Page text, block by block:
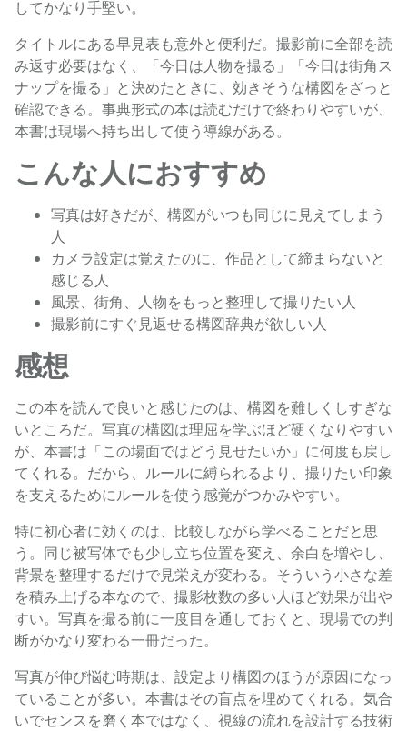
してかなり手堅い。
タイトルにある早見表も意外と便利だ。撮影前に全部を読
み返す必要はなく、「今日は人物を撮る」「今日は街角ス
ナップを撮る」と決めたときに、効きそうな構図をざっと
確認できる。事典形式の本は読むだけで終わりやすいが、
本書は現場へ持ち出して使う導線がある。
こんな人におすすめ
写真は好きだが、構図がいつも同じに見えてしまう
人
カメラ設定は覚えたのに、作品として締まらないと
感じる人
風景、街角、人物をもっと整理して撮りたい人
撮影前にすぐ見返せる構図辞典が欲しい人
感想
この本を読んで良いと感じたのは、構図を難しくしすぎな
いところだ。写真の構図は理屈を学ぶほど硬くなりやすい
が、本書は「この場面ではどう見せたいか」に何度も戻し
てくれる。だから、ルールに縛られるより、撮りたい印象
を支えるためにルールを使う感覚がつかみやすい。
特に初心者に効くのは、比較しながら学べることだと思
う。同じ被写体でも少し立ち位置を変え、余白を増やし、
背景を整理するだけで見栄えが変わる。そういう小さな差
を積み上げる本なので、撮影枚数の多い人ほど効果が出や
すい。写真を撮る前に一度目を通しておくと、現場での判
断がかなり変わる一冊だった。
写真が伸び悩む時期は、設定より構図のほうが原因になっ
ていることが多い。本書はその盲点を埋めてくれる。気合
いでセンスを磨く本ではなく、視線の流れを設計する技術